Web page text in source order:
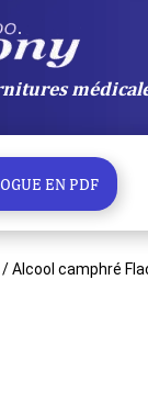
EN PDF
/ Alcool camphré